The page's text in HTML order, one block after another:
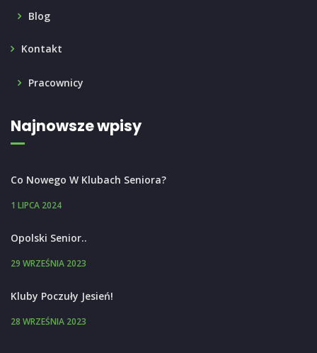
Blog
Kontakt
Pracownicy
Najnowsze wpisy
Co Nowego W Klubach Seniora?
1 LIPCA 2024
Opolski Senior..
29 WRZEŚNIA 2023
Kluby Poczuły Jesień!
28 WRZEŚNIA 2023